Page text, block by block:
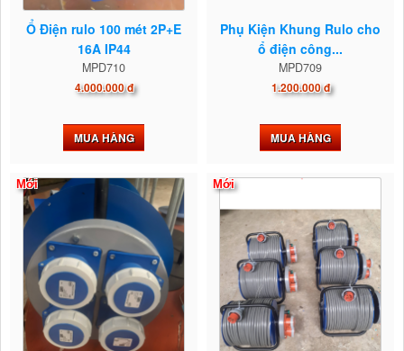
Ổ Điện rulo 100 mét 2P+E
16A IP44
MPD710
4.000.000 đ
MUA HÀNG
Phụ Kiện Khung Rulo cho
ổ điện công...
MPD709
1.200.000 đ
MUA HÀNG
Mới Mới